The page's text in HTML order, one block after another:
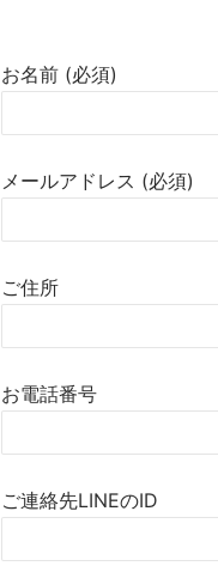
お名前 (必須)
メールアドレス (必須)
ご住所
お電話番号
ご連絡先LINEのID